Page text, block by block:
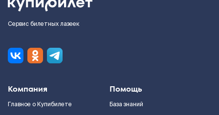
Сервис билетных лазеек
Компания
Главное о Купибилете
Помощь
База знаний